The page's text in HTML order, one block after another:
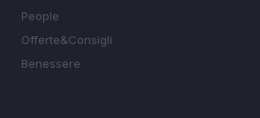
People
Offerte&Consigli
Benessere